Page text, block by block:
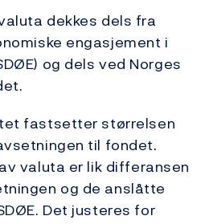
dekkes dels fra
engasjement i
og dels ved Norges
fastsetter størrelsen
til fondet.
valuta er lik differansen
og de anslåtte
Det justeres for